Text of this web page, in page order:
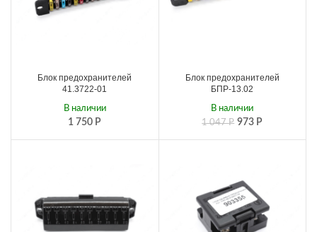
Блок предохранителей
41.3722-01
1 750 Р
В наличии
Блок предохранителей
БПР-13.02
1 047Р 973 Р
В наличии